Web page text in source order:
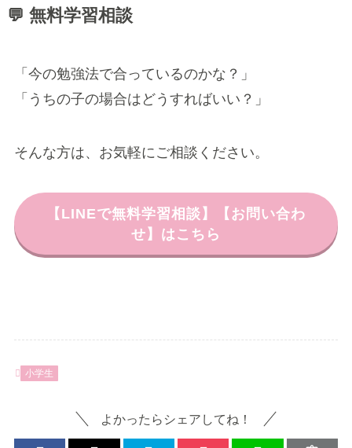
💬 無料学習相談
「今の勉強法で合っているのかな？」
「うちの子の場合はどうすればいい？」
そんな方は、お気軽にご相談ください。
【LINEで無料学習相談】【お問い合わ
せ】はこちら
小学生
よかったらシェアしてね！